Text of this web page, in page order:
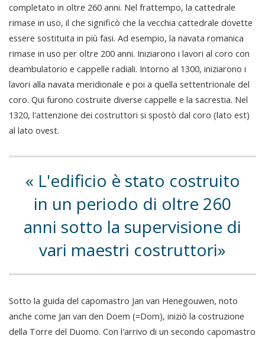
completato in oltre 260 anni. Nel frattempo, la cattedrale
rimase in uso, il che significò che la vecchia cattedrale dovette
essere sostituita in più fasi. Ad esempio, la navata romanica
rimase in uso per oltre 200 anni. Iniziarono i lavori al coro con
deambulatorio e cappelle radiali. Intorno al 1300, iniziarono i
lavori alla navata meridionale e poi a quella settentrionale del
coro. Qui furono costruite diverse cappelle e la sacrestia. Nel
1320, l'attenzione dei costruttori si spostò dal coro (lato est)
al lato ovest.
L'edificio è stato costruito
in un periodo di oltre 260
anni sotto la supervisione di
vari maestri costruttori
Sotto la guida del capomastro Jan van Henegouwen, noto
anche come Jan van den Doem (=Dom), iniziò la costruzione
della Torre del Duomo. Con l'arrivo di un secondo capomastro